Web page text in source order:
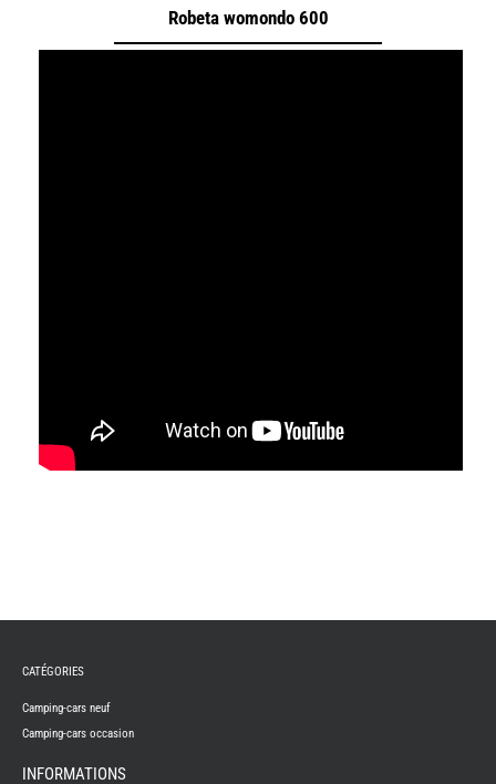
Robeta womondo 600
CATÉGORIES
Camping-cars neuf
Camping-cars occasion
INFORMATIONS